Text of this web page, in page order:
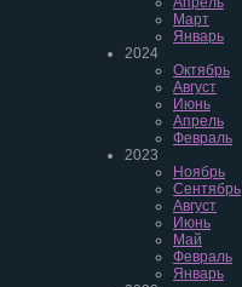
Март
Январь
2024
Октябрь
Август
Июнь
Апрель
Февраль
2023
Ноябрь
Сентябрь
Август
Июнь
Май
Февраль
Январь